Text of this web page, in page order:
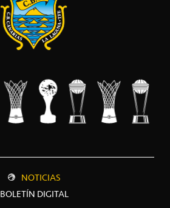
NOTICIAS
BOLETÍN DIGITAL